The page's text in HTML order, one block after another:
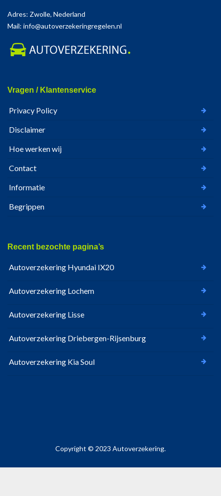
Adres: Zwolle, Nederland
Mail: info@autoverzekeringregelen.nl
Vragen / Klantenservice
Privacy Policy
Disclaimer
Hoe werken wij
Contact
Informatie
Begrippen
Recent bezochte pagina’s
Autoverzekering Hyundai IX20
Autoverzekering Lochem
Autoverzekering Lisse
Autoverzekering Driebergen-Rijsenburg
Autoverzekering Kia Soul
Copyright © 2023 Autoverzekering.